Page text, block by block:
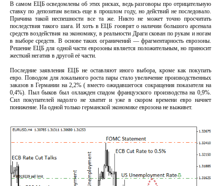
В самом ЕЦБ осведомлены об этих рисках, ведь разговоры про отрицательную
ставку по депозитам велись еще в прошлом году, но действий не последовало.
Причина такой неспешности все та же. Никто не может точно просчитать
последствия такого шага. И хоть в ЕЦБ гооврят о наличии большого арсенала
средств воздействия на экономику, в реальности Драги скован по рукам и ногам
в выборе средств. В основе таких ограничений — фрагментарность еврозоны.
Решение ЕЦБ для одной части еврозоны является положительным, но приносит
жесткий негатив в другой её части.
Последние заявления ЕЦБ не оставляют иного выбора, кроме как покупать
евро. Поводом для локального роста пары стало увеличение производственных
заказов в Германии на 2,2% ( вместо ожидавшегося сокращения показателя на
0,4%). Пыл быков был охлажден спадом французского производства на 0,9%.
Сил покупателей надолго не хватит и уже в скором времени евро начнет
понижение. На одной только германской экономике еврозона не выживет.